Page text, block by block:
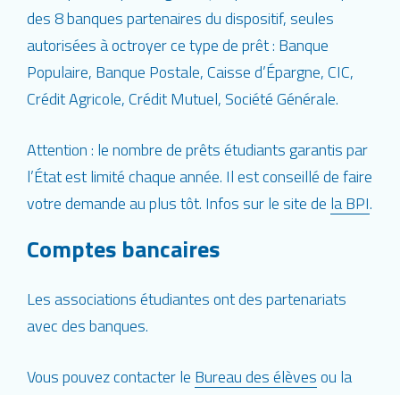
des 8 banques partenaires du dispositif, seules
autorisées à octroyer ce type de prêt : Banque
Populaire, Banque Postale, Caisse d’Épargne, CIC,
Crédit Agricole, Crédit Mutuel, Société Générale.
Attention : le nombre de prêts étudiants garantis par
l’État est limité chaque année. Il est conseillé de faire
votre demande au plus tôt. Infos sur le site de la BPI.
Comptes bancaires
Les associations étudiantes ont des partenariats
avec des banques.
Vous pouvez contacter le Bureau des élèvesou la